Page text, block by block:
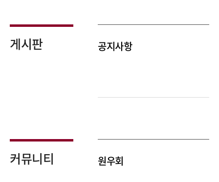
게시판 공지사항
커뮤니티 원우회